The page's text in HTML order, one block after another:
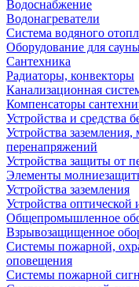
Водоснабжение
Водонагреватели
Система водяного
Оборудование для
Сантехника
Радиаторы, конвекторы
Канализационная
Компенсаторы
Устройства и средства
Устройства
перенапряжений
Устройства защиты от
Элементы
Устройства заземления
Устройства оптической
Общепромышленное
Взрывозащищенное
Системы пожарной,
оповещения
Системы пожарной